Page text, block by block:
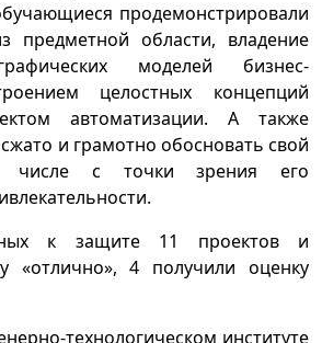
продемонстрировали
предметной области, владение
моделей бизнес-
целостных концепций
автоматизации. А также
и грамотно обосновать свой
числе с точки зрения его
к защите 11 проектов и
«отлично», 4 получили оценку
технологическом институте